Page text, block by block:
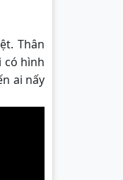
Thân
có hình
ai nấy